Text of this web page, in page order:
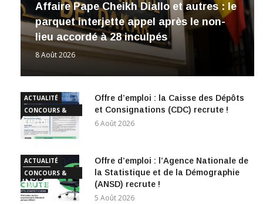
Affaire Pape Cheikh Diallo et autres : le
parquet interjette appel après le non-
lieu accordé à 28 inculpés
8 Août 2026
ACTUALITÉ
CONCOURS &
EMPLOI
Offre d’emploi : la Caisse des Dépôts
et Consignations (CDC) recrute !
6 Août 2026
ACTUALITÉ
CONCOURS &
EMPLOI
Offre d’emploi : l’Agence Nationale de
la Statistique et de la Démographie
(ANSD) recrute !
5 Août 2026